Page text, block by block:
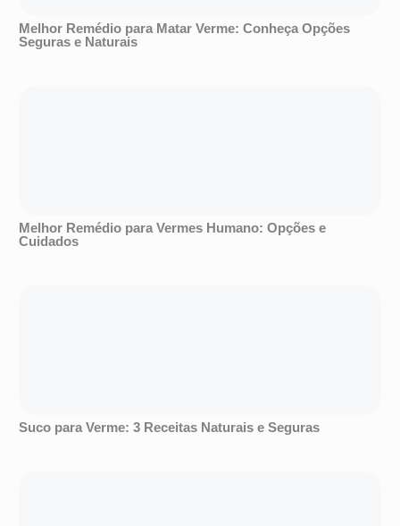
Melhor Remédio para Matar Verme: Conheça Opções
Seguras e Naturais
Melhor Remédio para Vermes Humano: Opções e
Cuidados
Suco para Verme: 3 Receitas Naturais e Seguras